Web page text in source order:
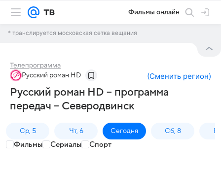
Фильмы онлайн
* транслируется московская сетка вещания
Телепрограмма
Русский роман HD (Сменить регион)
Русский роман HD – программа
передач – Северодвинск
Ср, 5 Чт, 6 Сегодня Сб, 8
Фильмы Сериалы Спорт